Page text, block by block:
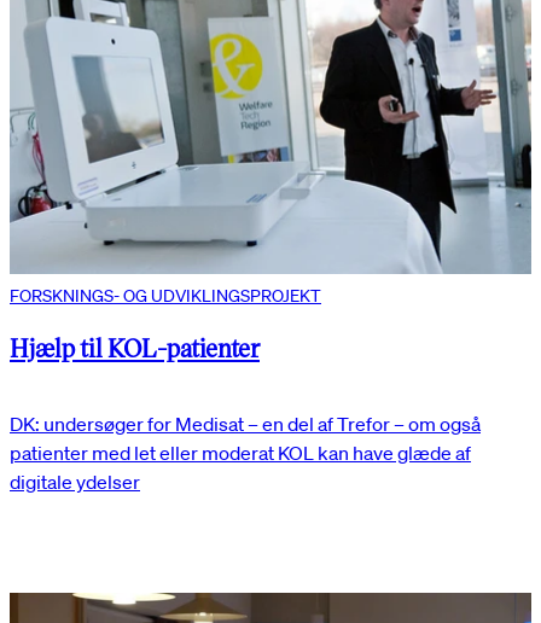
FORSKNINGS- OG UDVIKLINGSPROJEKT
Hjælp til KOL-patienter
DK: undersøger for Medisat – en del af Trefor – om også
patienter med let eller moderat KOL kan have glæde af
digitale ydelser